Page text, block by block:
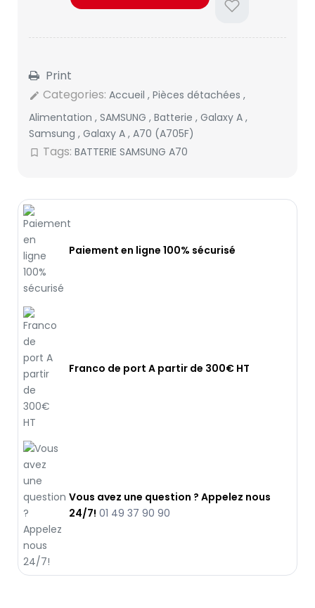
Print
edit Categories: Accueil , Pièces détachées ,
Alimentation , SAMSUNG , Batterie , Galaxy A ,
Samsung , Galaxy A , A70 (A705F)
bookmark_border Tags: BATTERIE SAMSUNG A70
Paiement en ligne 100% sécurisé
Franco de port A partir de 300€ HT
Vous avez une question ? Appelez nous
24/7! 01 49 37 90 90